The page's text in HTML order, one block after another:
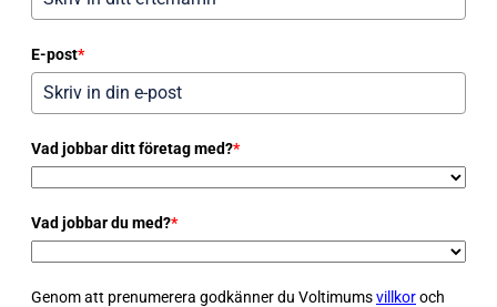
E-post*
Vad jobbar ditt företag med?*
Vad jobbar du med?*
Genom att prenumerera godkänner du Voltimumsvillkoroch